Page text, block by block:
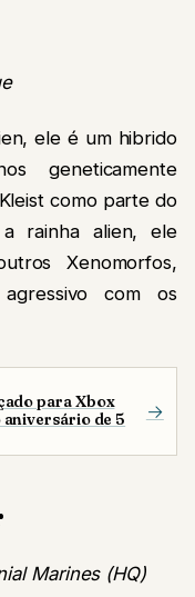
ele é um hibrido
geneticamente
como parte do
a rainha alien, ele
Xenomorfos,
com os
para Xbox
de 5
→
Marines (HQ)